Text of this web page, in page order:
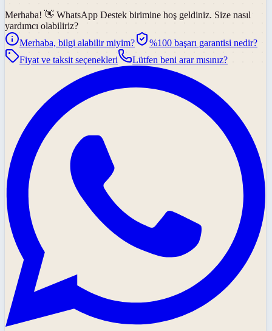
Merhaba! 👋 WhatsApp Destek birimine hoş geldiniz. Size nasıl
yardımcı olabiliriz?
Merhaba, bilgi alabilir miyim?
%100 başarı garantisi nedir?
Fiyat ve taksit seçenekleri
Lütfen beni arar mısınız?